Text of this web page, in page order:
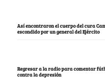
Así encontraron el cuerpo del cura
escondido por un general del Ejército
Regresar a la radio para comentar
contra la depresión